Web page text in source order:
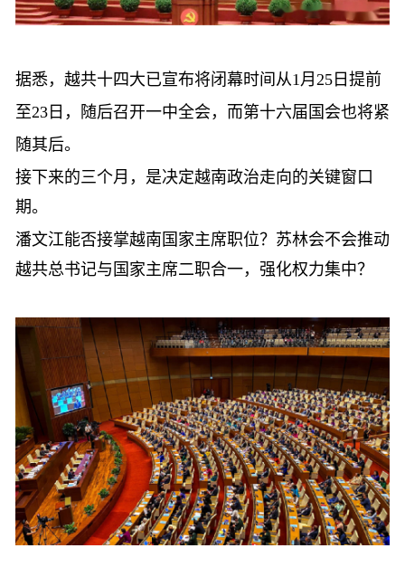
据悉，越共十四大已宣布将闭幕时间从1月25日提前
至23日，随后召开一中全会，而第十六届国会也将紧
随其后。
接下来的三个月，是决定越南政治走向的关键窗口
期。
潘文江能否接掌越南国家主席职位？苏林会不会推动
越共总书记与国家主席二职合一，强化权力集中？